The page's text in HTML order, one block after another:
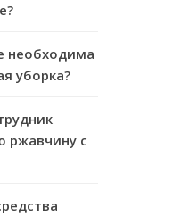
необходима
уборка?
ржавчину с